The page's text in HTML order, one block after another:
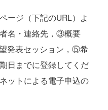
ージ（下記のURL）よ
名・連絡先，③概要
発表セッション，⑤希
日までに登録してくだ
ットによる電子申込の